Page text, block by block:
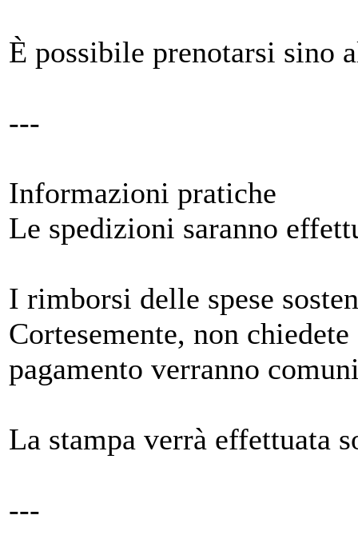
È possibile prenotarsi sino
---
Informazioni pratiche
Le spedizioni saranno
I rimborsi delle spese
Cortesemente, non
pagamento verranno
La stampa verrà effettuata
---